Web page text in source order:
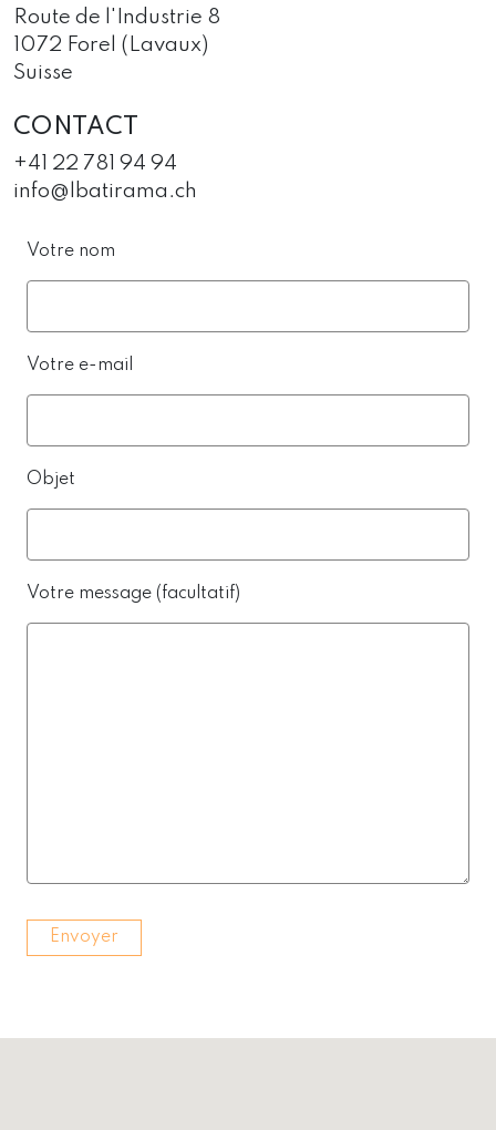
Route de l'Industrie 8
1072 Forel (Lavaux)
Suisse
CONTACT
+41 22 781 94 94
info@lbatirama.ch
Votre nom
Votre e-mail
Objet
Votre message (facultatif)